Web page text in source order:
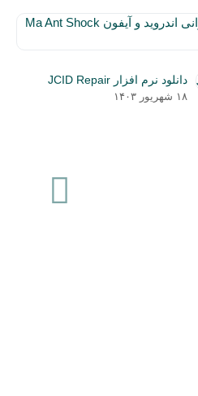
دانلود نرم افزار JCID Repair
۱۸ شهریور ۱۴۰۳